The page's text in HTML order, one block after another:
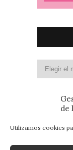
de
Utilizamos cookies